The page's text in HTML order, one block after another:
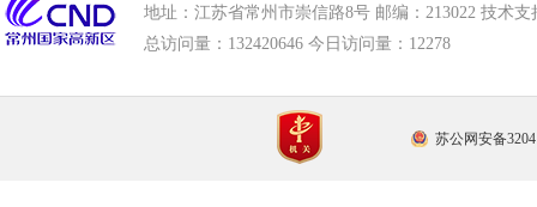
地址：江苏省常州市崇信路8号 邮编：213022 技术支
总访问量： 132420646 今日访问量： 12278
苏公网安备